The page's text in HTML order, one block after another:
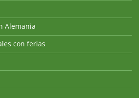
Alemania
con ferias